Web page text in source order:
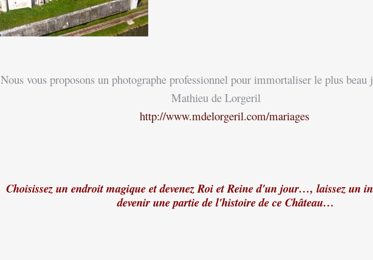
Nous vous proposons un photographe professionnel pour immortaliser le plus beau
Mathieu de Lorgeril
http://www.mdelorgeril.com/mariages
Choisissez un endroit magique et devenez Roi et Reine d'un jour…, laissez un
devenir une partie de l'histoire de ce Château…